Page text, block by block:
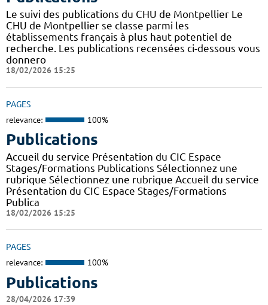
Le suivi des publications du CHU de Montpellier Le
CHU de Montpellier se classe parmi les
établissements français à plus haut potentiel de
recherche. Les publications recensées ci-dessous vous
donnero
18/02/2026 15:25
PAGES
relevance: 100%
Publications
Accueil du service Présentation du CIC Espace
Stages/Formations Publications Sélectionnez une
rubrique Sélectionnez une rubrique Accueil du service
Présentation du CIC Espace Stages/Formations
Publica
18/02/2026 15:25
PAGES
relevance: 100%
Publications
28/04/2026 17:39